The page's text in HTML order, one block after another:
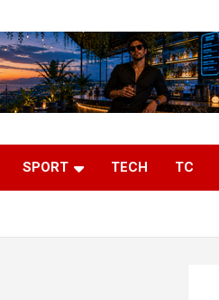
SPORT TECH TC